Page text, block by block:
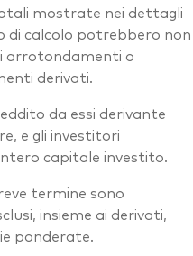
mostrate nei dettagli
di calcolo potrebbero non
arrotondamenti o
derivati.
da essi derivante
e gli investitori
capitale investito.
termine sono
insieme ai derivati,
ponderate.